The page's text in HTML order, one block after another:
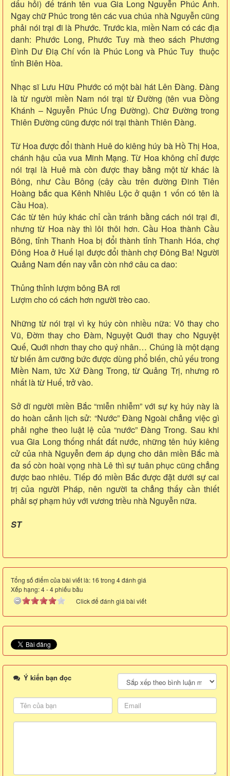
dấu hỏi) để tránh tên vua Gia Long Nguyễn Phúc Ánh.
Ngay chữ Phúc trong tên các vua chúa nhà Nguyễn cũng
phải nói trại đi là Phước. Trước kia, miền Nam có các địa
danh: Phước Long, Phước Tuy mà theo sách Phương
Đình Dư Điạ Chí vốn là Phúc Long và Phúc Tuy thuộc
tỉnh Biên Hòa.
Nhạc sĩ Lưu Hữu Phước có một bài hát Lên Đàng. Đàng
là từ người miền Nam nói trại từ Đường (tên vua Đồng
Khánh – Nguyễn Phúc Ưng Đường). Chữ Đường trong
Thiên Đường cũng được nói trại thành Thiên Đàng.
Từ Hoa được đổi thành Huê do kiêng húy bà Hồ Thị Hoa,
chánh hậu của vua Minh Mạng. Từ Hoa không chỉ được
nói trại là Huê mà còn được thay bằng một từ khác là
Bông, như Cầu Bông (cây cầu trên đường Đinh Tiên
Hoàng bắc qua Kênh Nhiêu Lộc ở quận 1 vốn có tên là
Cầu Hoa).
Các từ tên húy khác chỉ cần tránh bằng cách nói trại đi,
nhưng từ Hoa này thì lôi thôi hơn. Cầu Hoa thành Cầu
Bông, tỉnh Thanh Hoa bị đổi thành tỉnh Thanh Hóa, chợ
Đông Hoa ở Huế lại được đổi thành chợ Đông Ba! Người
Quảng Nam đến nay vẫn còn nhớ câu ca dao:
Thủng thỉnh lượm bông BA rơi
Lượm cho có cách hơn người trèo cao.
Những từ nói trại vì kỵ húy còn nhiều nữa: Võ thay cho
Vũ, Đờm thay cho Đàm, Nguyệt Quới thay cho Nguyệt
Quế, Quới nhơn thay cho quý nhân… Chúng là một dạng
từ biến âm cưỡng bức được dùng phổ biến, chủ yếu trong
Miền Nam, tức Xứ Đàng Trong, từ Quảng Trị, nhưng rõ
nhất là từ Huế, trở vào.
Sở dĩ người miền Bắc “miễn nhiễm” với sự kỵ húy này là
do hoàn cảnh lịch sử: “Nước” Đàng Ngoài chẳng việc gì
phải nghe theo luật lệ của “nước” Đàng Trong. Sau khi
vua Gia Long thống nhất đất nước, những tên húy kiêng
cử của nhà Nguyễn đem áp dụng cho dân miền Bắc mà
đa số còn hoài vọng nhà Lê thì sự tuân phục cũng chẳng
được bao nhiêu. Tiếp đó miền Bắc được đặt dưới sự cai
trị của người Pháp, nên người ta chẳng thấy cần thiết
phải sợ phạm húy với vương triều nhà Nguyễn nữa.
ST
Tổng số điểm của bài viết là: 16 trong 4 đánh giá
Xếp hạng:4-4phiếu bầu
Click để đánh giá bài viết
Ý kiến bạn đọc